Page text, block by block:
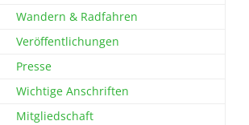
Wandern & Radfahren
Veröffentlichungen
Presse
Wichtige Anschriften
Mitgliedschaft